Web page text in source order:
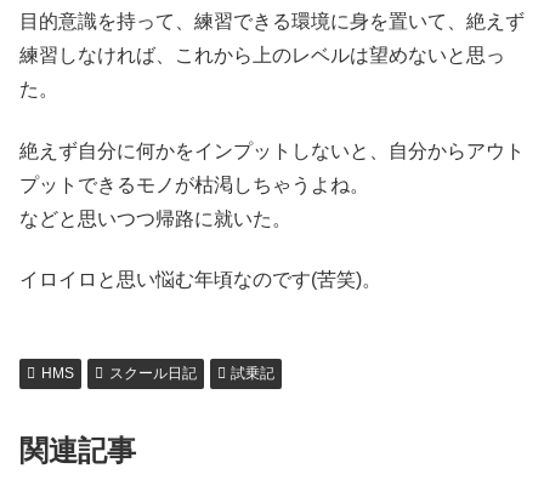
目的意識を持って、練習できる環境に身を置いて、絶えず
練習しなければ、これから上のレベルは望めないと思っ
た。
絶えず自分に何かをインプットしないと、自分からアウト
プットできるモノが枯渇しちゃうよね。
などと思いつつ帰路に就いた。
イロイロと思い悩む年頃なのです(苦笑)。
HMS スクール日記 試乗記
関連記事